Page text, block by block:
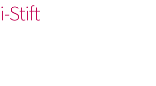
Stift